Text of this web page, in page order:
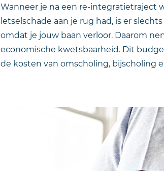
Wanneer je na een re-integratietraject
letselschade aan je rug had, is er
omdat je jouw baan verloor. Daarom
economische kwetsbaarheid. Dit
de kosten van omscholing, bijscholing